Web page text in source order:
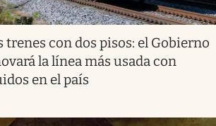
trenes con dos pisos: el Gobierno
la línea más usada con
en el país